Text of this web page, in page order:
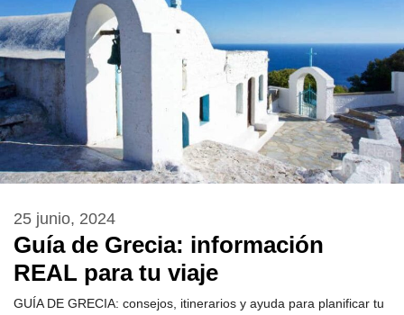
Guía de Grecia: información
REAL para tu viaje
25 junio, 2024
GUÍA DE GRECIA: consejos, itinerarios y ayuda para planificar tu